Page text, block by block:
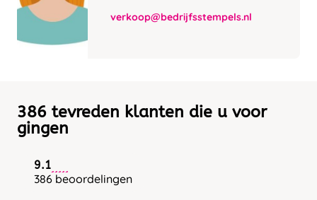
verkoop@bedrijfsstempels.nl
386 tevreden klanten die u voor
gingen
9.1
386 beoordelingen